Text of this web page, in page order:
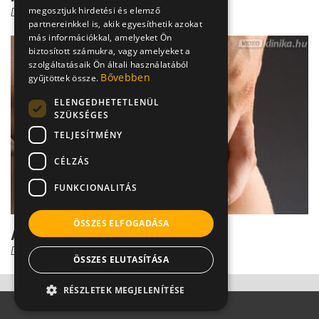
Dr. Pantó Tamás
A csipőficam diagnózisa
Dr. Pantó Tamás
megosztjuk hirdetési és elemző
partnereinkkel is, akik egyesíthetik azokat
más információkkal, amelyeket Ön
biztosított számukra, vagy amelyeket a
szolgáltatásaik Ön általi használatából
gyűjtöttek össze. Bővebben
ELENGEDHETETLENÜL
SZÜKSÉGES
TELJESÍTMÉNY
CÉLZÁS
FUNKCIONALITÁS
ÖSSZES ELFOGADÁSA
ÖSSZES ELUTASÍTÁSA
RÉSZLETEK MEGJELENÍTÉSE